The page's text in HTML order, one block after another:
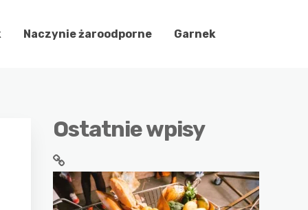
Naczynie żaroodporne Garnek
Ostatnie wpisy